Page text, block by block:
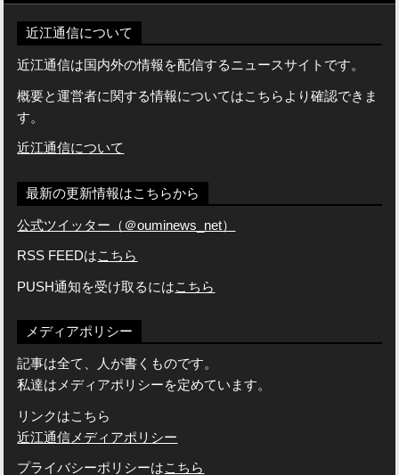
近江通信について
近江通信は国内外の情報を配信するニュースサイトです。
概要と運営者に関する情報についてはこちらより確認できま
す。
近江通信について
最新の更新情報はこちらから
公式ツイッター（＠ouminews_net）
RSS FEEDはこちら
PUSH通知を受け取るにはこちら
メディアポリシー
記事は全て、人が書くものです。
私達はメディアポリシーを定めています。
リンクはこちら
近江通信メディアポリシー
プライバシーポリシーはこちら